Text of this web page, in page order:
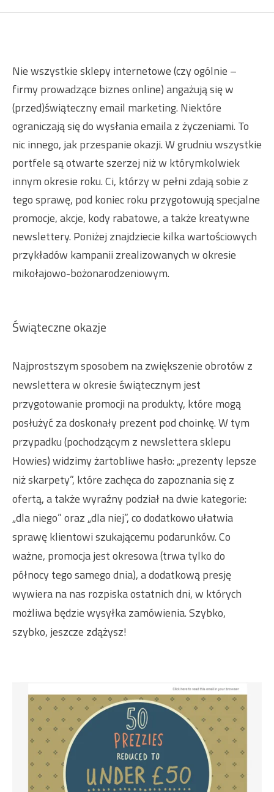
Nie wszystkie sklepy internetowe (czy ogólnie –
firmy prowadzące biznes online) angażują się w
(przed)świąteczny email marketing. Niektóre
ograniczają się do wysłania emaila z życzeniami. To
nic innego, jak przespanie okazji. W grudniu wszystkie
portfele są otwarte szerzej niż w którymkolwiek
innym okresie roku. Ci, którzy w pełni zdają sobie z
tego sprawę, pod koniec roku przygotowują specjalne
promocje, akcje, kody rabatowe, a także kreatywne
newslettery. Poniżej znajdziecie kilka wartościowych
przykładów kampanii zrealizowanych w okresie
mikołajowo-bożonarodzeniowym.
Świąteczne okazje
Najprostszym sposobem na zwiększenie obrotów z
newslettera w okresie świątecznym jest
przygotowanie promocji na produkty, które mogą
posłużyć za doskonały prezent pod choinkę. W tym
przypadku (pochodzącym z newslettera sklepu
Howies) widzimy żartobliwe hasło: „prezenty lepsze
niż skarpety”, które zachęca do zapoznania się z
ofertą, a także wyraźny podział na dwie kategorie:
„dla niego” oraz „dla niej”, co dodatkowo ułatwia
sprawę klientowi szukającemu podarunków. Co
ważne, promocja jest okresowa (trwa tylko do
północy tego samego dnia), a dodatkową presję
wywiera na nas rozpiska ostatnich dni, w których
możliwa będzie wysyłka zamówienia. Szybko,
szybko, jeszcze zdążysz!